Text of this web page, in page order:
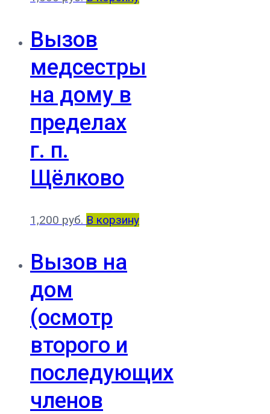
Вызов
медсестры
на дому в
пределах
г. п.
Щёлково
1,200 руб. В корзину
Вызов на
дом
(осмотр
второго и
последующих
членов